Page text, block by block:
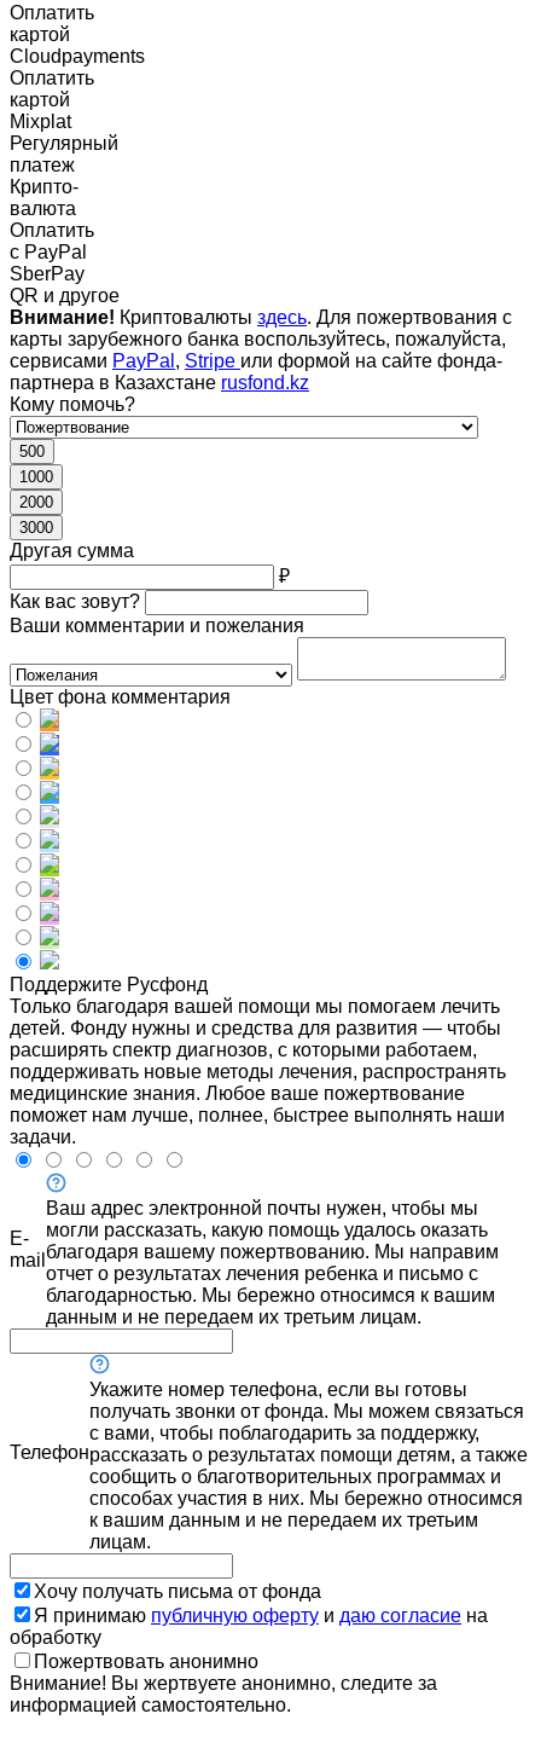
Оплатить
картой
Cloudpayments
Оплатить
картой
Mixplat
Регулярный
платеж
Крипто-
валюта
Оплатить
c PayPal
SberPay
QR и другое
Внимание! Криптовалюты здесь. Для пожертвования с
карты зарубежного банка воспользуйтесь, пожалуйста,
сервисами PayPal , Stripe или формой на сайте фонда-
партнера в Казахстане rusfond.kz
Кому помочь?
500
1000
2000
3000
Другая сумма
₽
Как вас зовут?
Ваши комментарии и пожелания
Цвет фона комментария
Поддержите Русфонд
Только благодаря вашей помощи мы помогаем лечить
детей. Фонду нужны и средства для развития — чтобы
расширять спектр диагнозов, с которыми работаем,
поддерживать новые методы лечения, распространять
медицинские знания. Любое ваше пожертвование
поможет нам лучше, полнее, быстрее выполнять наши
задачи.
E-
mail
Ваш адрес электронной почты нужен, чтобы мы
могли рассказать, какую помощь удалось оказать
благодаря вашему пожертвованию. Мы направим
отчет о результатах лечения ребенка и письмо с
благодарностью. Мы бережно относимся к вашим
данным и не передаем их третьим лицам.
Телефон
Укажите номер телефона, если вы готовы
получать звонки от фонда. Мы можем связаться
с вами, чтобы поблагодарить за поддержку,
рассказать о результатах помощи детям, а также
сообщить о благотворительных программах и
способах участия в них. Мы бережно относимся
к вашим данным и не передаем их третьим
лицам.
Хочу получать письма от фонда
Я принимаю публичную оферту и даю согласие на
обработку
Пожертвовать анонимно
Внимание! Вы жертвуете анонимно, следите за
информацией самостоятельно.